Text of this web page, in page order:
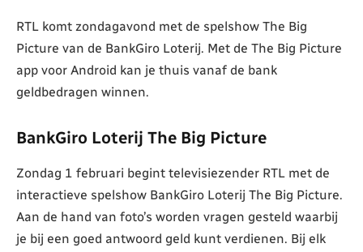
RTL komt zondagavond met de spelshow The Big
Picture van de BankGiro Loterij. Met de The Big Picture
app voor Android kan je thuis vanaf de bank
geldbedragen winnen.
BankGiro Loterij The Big Picture
Zondag 1 februari begint televisiezender RTL met de
interactieve spelshow BankGiro Loterij The Big Picture.
Aan de hand van foto’s worden vragen gesteld waarbij
je bij een goed antwoord geld kunt verdienen. Bij elk